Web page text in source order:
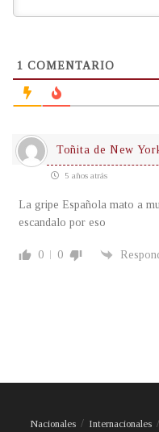
1 COMENTARIO
Toñita de New
5 años atrás
La gripe Española mato a
escandalo por eso
0 0
Nacionales Internacionales